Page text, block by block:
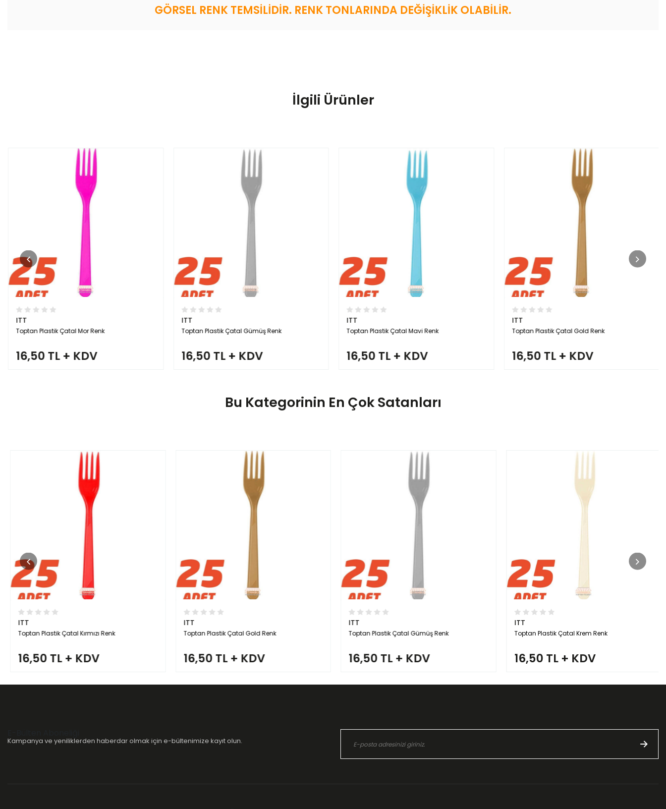
GÖRSEL RENK TEMSİLİDİR. RENK TONLARINDA DEĞİŞİKLİK OLABİLİR.
İlgili Ürünler
ITT
Toptan Plastik Çatal Mor Renk
16,50 TL + KDV
ITT
Toptan Plastik Çatal Gümüş Renk
16,50 TL + KDV
ITT
Toptan Plastik Çatal Mavi Renk
16,50 TL + KDV
ITT
Toptan Plastik Çatal Gold Renk
16,50 TL + KDV
Bu Kategorinin En Çok Satanları
ITT
Toptan Plastik Çatal Kırmızı Renk
16,50 TL + KDV
ITT
Toptan Plastik Çatal Gold Renk
16,50 TL + KDV
ITT
Toptan Plastik Çatal Gümüş Renk
16,50 TL + KDV
ITT
Toptan Plastik Çatal Krem Renk
16,50 TL + KDV
Kampanya ve yeniliklerden haberdar olmak için e-bültenimize kayıt olun.